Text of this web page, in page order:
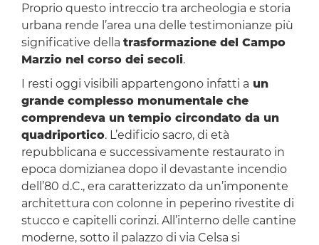
Proprio questo intreccio tra archeologia e storia
urbana rende l’area una delle testimonianze più
significative della trasformazione del Campo
Marzio nel corso dei secoli.
I resti oggi visibili appartengono infatti a un
grande complesso monumentale che
comprendeva un tempio circondato da un
quadriportico. L’edificio sacro, di età
repubblicana e successivamente restaurato in
epoca domizianea dopo il devastante incendio
dell’80 d.C., era caratterizzato da un’imponente
architettura con colonne in peperino rivestite di
stucco e capitelli corinzi. All’interno delle cantine
moderne, sotto il palazzo di via Celsa si